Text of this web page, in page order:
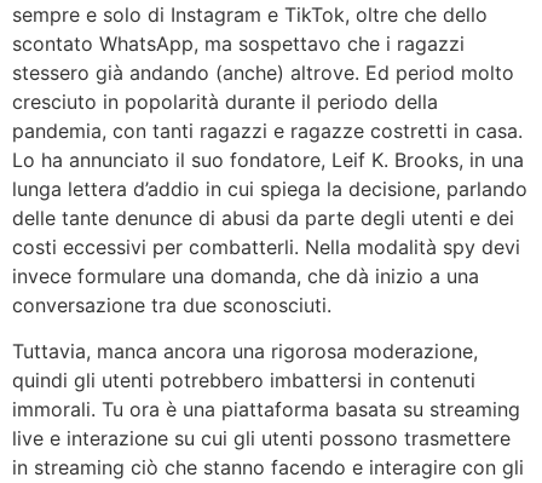
sempre e solo di Instagram e TikTok, oltre che dello
scontato WhatsApp, ma sospettavo che i ragazzi
stessero già andando (anche) altrove. Ed period molto
cresciuto in popolarità durante il periodo della
pandemia, con tanti ragazzi e ragazze costretti in casa.
Lo ha annunciato il suo fondatore, Leif K. Brooks, in una
lunga lettera d’addio in cui spiega la decisione, parlando
delle tante denunce di abusi da parte degli utenti e dei
costi eccessivi per combatterli. Nella modalità spy devi
invece formulare una domanda, che dà inizio a una
conversazione tra due sconosciuti.
Tuttavia, manca ancora una rigorosa moderazione,
quindi gli utenti potrebbero imbattersi in contenuti
immorali. Tu ora è una piattaforma basata su streaming
live e interazione su cui gli utenti possono trasmettere
in streaming ciò che stanno facendo e interagire con gli